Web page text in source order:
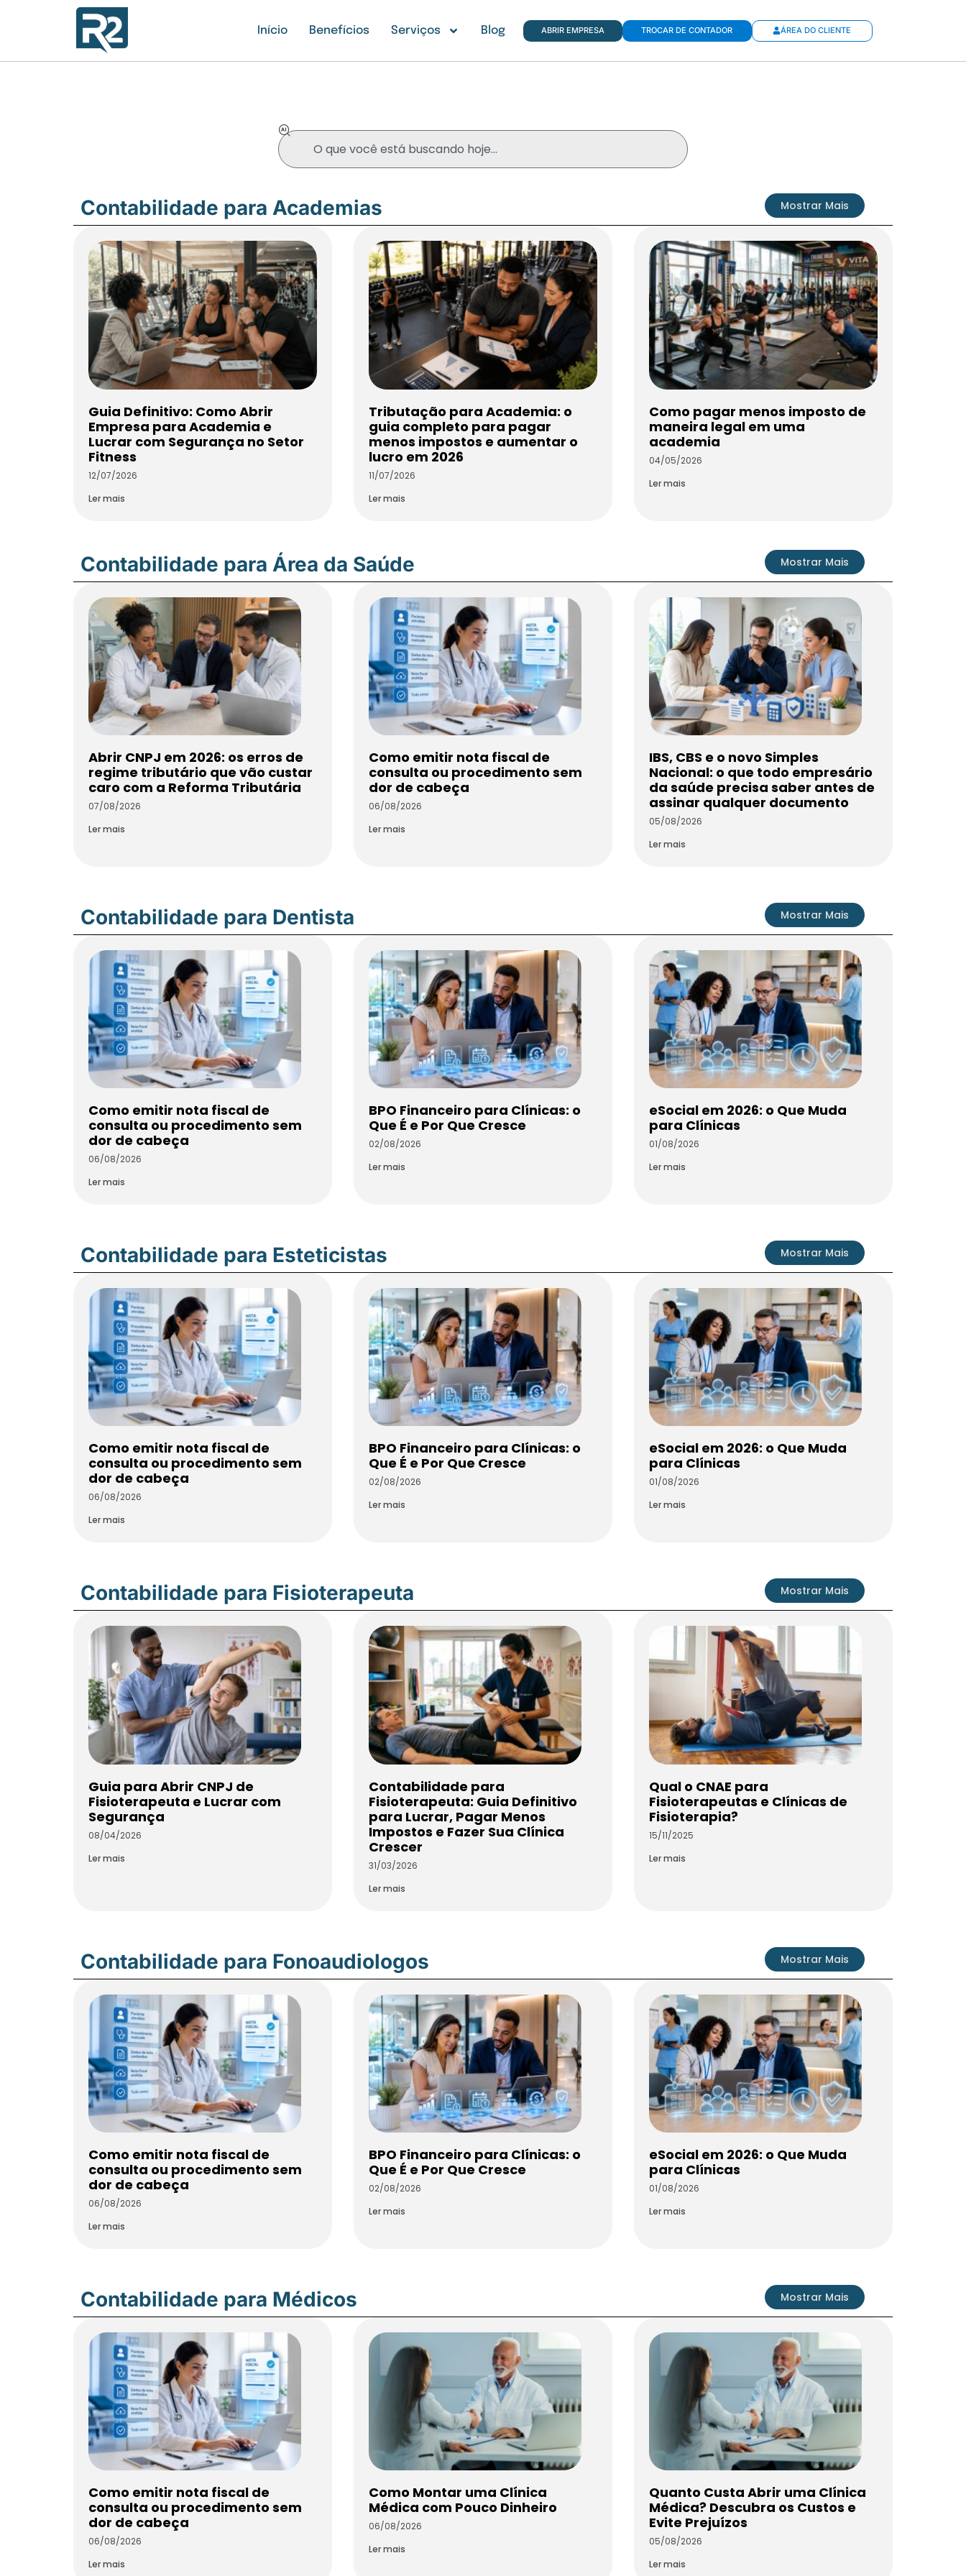
Início Benefícios Serviços Blog ABRIR EMPRESA TROCAR DE CONTADOR ÁREA DO CLIENTE
Contabilidade para Academias Mostrar Mais
Guia Definitivo: Como Abrir
Empresa para Academia e
Lucrar com Segurança no Setor
Fitness
12/07/2026
Ler mais
Tributação para Academia: o
guia completo para pagar
menos impostos e aumentar o
lucro em 2026
11/07/2026
Ler mais
Como pagar menos imposto de
maneira legal em uma
academia
04/05/2026
Ler mais
Contabilidade para Área da Saúde Mostrar Mais
Abrir CNPJ em 2026: os erros de
regime tributário que vão custar
caro com a Reforma Tributária
07/08/2026
Ler mais
Como emitir nota fiscal de
consulta ou procedimento sem
dor de cabeça
06/08/2026
Ler mais
IBS, CBS e o novo Simples
Nacional: o que todo empresário
da saúde precisa saber antes de
assinar qualquer documento
05/08/2026
Ler mais
Contabilidade para Dentista Mostrar Mais
Como emitir nota fiscal de
consulta ou procedimento sem
dor de cabeça
06/08/2026
Ler mais
BPO Financeiro para Clínicas: o
Que É e Por Que Cresce
02/08/2026
Ler mais
eSocial em 2026: o Que Muda
para Clínicas
01/08/2026
Ler mais
Contabilidade para Esteticistas Mostrar Mais
Como emitir nota fiscal de
consulta ou procedimento sem
dor de cabeça
06/08/2026
Ler mais
BPO Financeiro para Clínicas: o
Que É e Por Que Cresce
02/08/2026
Ler mais
eSocial em 2026: o Que Muda
para Clínicas
01/08/2026
Ler mais
Contabilidade para Fisioterapeuta Mostrar Mais
Guia para Abrir CNPJ de
Fisioterapeuta e Lucrar com
Segurança
08/04/2026
Ler mais
Contabilidade para
Fisioterapeuta: Guia Definitivo
para Lucrar, Pagar Menos
Impostos e Fazer Sua Clínica
Crescer
31/03/2026
Ler mais
Qual o CNAE para
Fisioterapeutas e Clínicas de
Fisioterapia?
15/11/2025
Ler mais
Contabilidade para Fonoaudiologos Mostrar Mais
Como emitir nota fiscal de
consulta ou procedimento sem
dor de cabeça
06/08/2026
Ler mais
BPO Financeiro para Clínicas: o
Que É e Por Que Cresce
02/08/2026
Ler mais
eSocial em 2026: o Que Muda
para Clínicas
01/08/2026
Ler mais
Contabilidade para Médicos Mostrar Mais
Como emitir nota fiscal de
consulta ou procedimento sem
dor de cabeça
06/08/2026
Ler mais
Como Montar uma Clínica
Médica com Pouco Dinheiro
06/08/2026
Ler mais
Quanto Custa Abrir uma Clínica
Médica? Descubra os Custos e
Evite Prejuízos
05/08/2026
Ler mais